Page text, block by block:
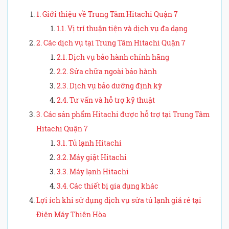
1. Giới thiệu về Trung Tâm Hitachi Quận 7
1.1. Vị trí thuận tiện và dịch vụ đa dạng
2. Các dịch vụ tại Trung Tâm Hitachi Quận 7
2.1. Dịch vụ bảo hành chính hãng
2.2. Sửa chữa ngoài bảo hành
2.3. Dịch vụ bảo dưỡng định kỳ
2.4. Tư vấn và hỗ trợ kỹ thuật
3. Các sản phẩm Hitachi được hỗ trợ tại Trung Tâm
Hitachi Quận 7
3.1. Tủ lạnh Hitachi
3.2. Máy giặt Hitachi
3.3. Máy lạnh Hitachi
3.4. Các thiết bị gia dụng khác
Lợi ích khi sử dụng dịch vụ sửa tủ lạnh giá rẻ tại
Điện Máy Thiên Hòa